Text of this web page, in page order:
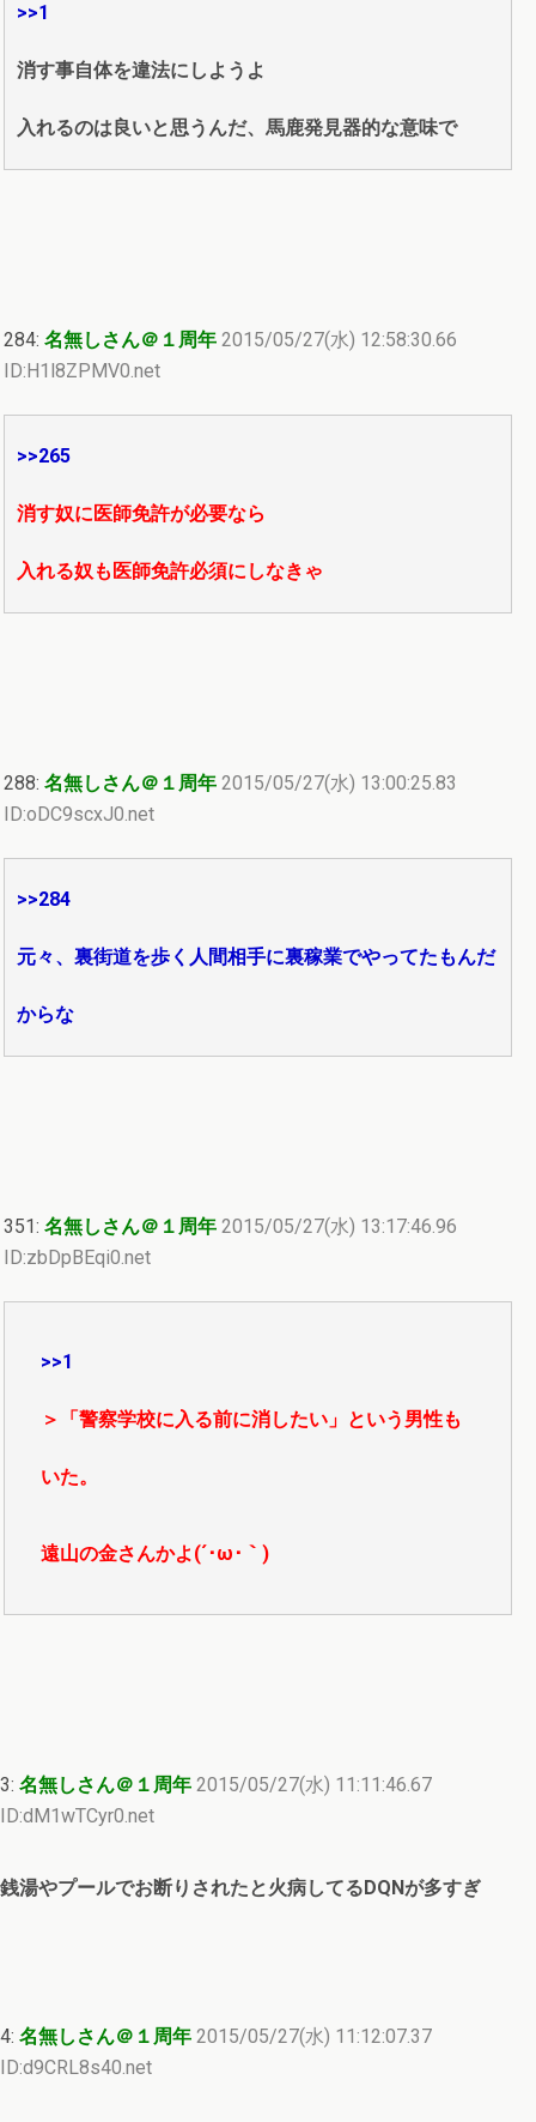
>>1
消す事自体を違法にしようよ
入れるのは良いと思うんだ、馬鹿発見器的な意味で
284: 名無しさん＠１周年 2015/05/27(水) 12:58:30.66
ID:H1l8ZPMV0.net
>>265
消す奴に医師免許が必要なら
入れる奴も医師免許必須にしなきゃ
288: 名無しさん＠１周年 2015/05/27(水) 13:00:25.83
ID:oDC9scxJ0.net
>>284
元々、裏街道を歩く人間相手に裏稼業でやってたもんだ
からな
351: 名無しさん＠１周年 2015/05/27(水) 13:17:46.96
ID:zbDpBEqi0.net
>>1
＞「警察学校に入る前に消したい」という男性も
いた。
遠山の金さんかよ(´･ω･｀)
3: 名無しさん＠１周年 2015/05/27(水) 11:11:46.67
ID:dM1wTCyr0.net
銭湯やプールでお断りされたと火病してるDQNが多すぎ
4: 名無しさん＠１周年 2015/05/27(水) 11:12:07.37
ID:d9CRL8s40.net